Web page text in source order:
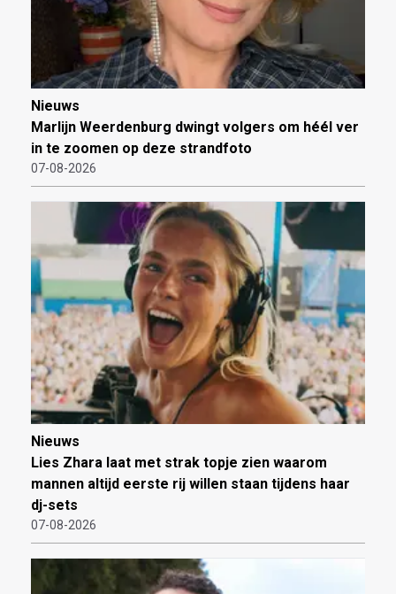
Nieuws
Marlijn Weerdenburg dwingt volgers om héél ver
in te zoomen op deze strandfoto
07-08-2026
Nieuws
Lies Zhara laat met strak topje zien waarom
mannen altijd eerste rij willen staan tijdens haar
dj-sets
07-08-2026